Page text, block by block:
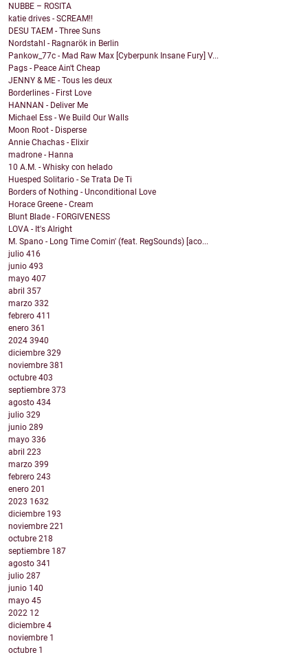
NUBBE – ROSITA
katie drives - SCREAM!!
DESU TAEM - Three Suns
Nordstahl - Ragnarök in Berlin
Pankow_77c - Mad Raw Max [Cyberpunk Insane Fury] V...
Pags - Peace Ain't Cheap
JENNY & ME - Tous les deux
Borderlines - First Love
HANNAN - Deliver Me
Michael Ess - We Build Our Walls
Moon Root - Disperse
Annie Chachas - Elixir
madrone - Hanna
10 A.M. - Whisky con helado
Huesped Solitario - Se Trata De Ti
Borders of Nothing - Unconditional Love
Horace Greene - Cream
Blunt Blade - FORGIVENESS
LOVA - It's Alright
M. Spano - Long Time Comin' (feat. RegSounds) [aco...
julio 416
junio 493
mayo 407
abril 357
marzo 332
febrero 411
enero 361
2024 3940
diciembre 329
noviembre 381
octubre 403
septiembre 373
agosto 434
julio 329
junio 289
mayo 336
abril 223
marzo 399
febrero 243
enero 201
2023 1632
diciembre 193
noviembre 221
octubre 218
septiembre 187
agosto 341
julio 287
junio 140
mayo 45
2022 12
diciembre 4
noviembre 1
octubre 1